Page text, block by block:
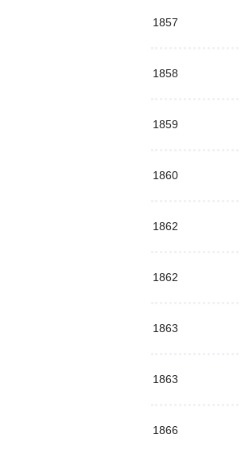
1857
1858
1859
1860
1862
1862
1863
1863
1866